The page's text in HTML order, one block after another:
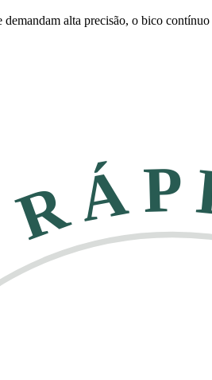
demandam alta precisão, o bico